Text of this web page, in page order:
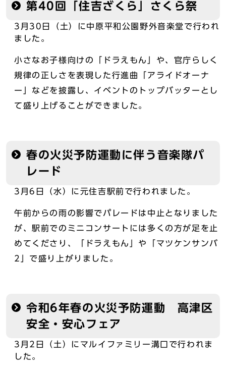
第40回「住吉ざくら」さくら祭
3月30日（土）に中原平和公園野外音楽堂で行われ
ました。
小さなお子様向けの「ドラえもん」や、官庁らしく
規律の正しさを表現した行進曲「アライドオーナ
ー」などを披露し、イベントのトップバッターとし
て盛り上げることができました。
春の火災予防運動に伴う音楽隊パ
レード
3月6日（水）に元住吉駅前で行われました。
午前からの雨の影響でパレードは中止となりました
が、駅前でのミニコンサートには多くの方が足を止
めてくださり、「ドラえもん」や「マツケンサンバ
2」で盛り上がりました。
令和6年春の火災予防運動 高津区
安全・安心フェア
3月2日（土）にマルイファミリー溝口で行われま
した。